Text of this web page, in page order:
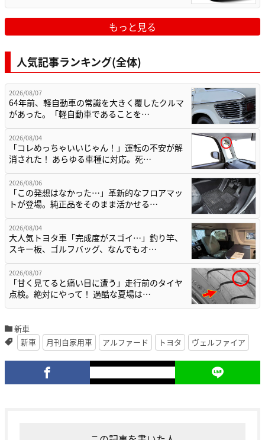
もっと見る
人気記事ランキング(全体)
2026/08/07
64年前、軽自動車の常識を大きく覆したクルマ
があった。「軽自動車であることを…
2026/08/04
「コレめっちゃいいじゃん！」運転の不安が解
消された！ あらゆる車種に対応。死…
2026/08/06
「この発想はなかった…」革新的なフロアマッ
トが登場。純正品をそのまま活かせる…
2026/08/04
大人気トヨタ車「完成度がスゴイ…」釣り竿、
スキー板、ゴルフバッグ、なんでもオ…
2026/08/07
「甘く見てると痛い目に遭う」走行前のタイヤ
点検。絶対にやって！ 過酷な夏場は…
新車
新車
月刊自家用車 アルファード トヨタ ヴェルファイア